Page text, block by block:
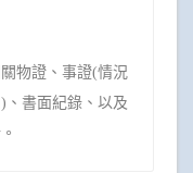
物證、事證(情況
、書面紀錄、以及